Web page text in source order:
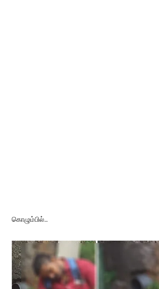
கொழும்பில்..